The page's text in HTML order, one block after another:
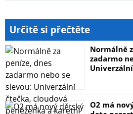
Určitě si přečtěte
Normálně
zadarmo
O2 má